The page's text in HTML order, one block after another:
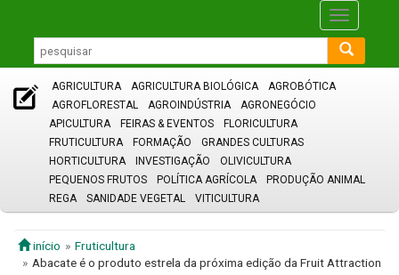
Toggle
AGRICULTURA AGRICULTURA BIOLÓGICA
AGROBÓTICA
AGROFLORESTAL
AGROINDÚSTRIA
AGRONEGÓCIO
APICULTURA
FEIRAS & EVENTOS
FLORICULTURA
FRUTICULTURA
FORMAÇÃO
GRANDES CULTURAS
HORTICULTURA
INVESTIGAÇÃO
OLIVICULTURA
PEQUENOS FRUTOS
POLÍTICA AGRÍCOLA
PRODUÇÃO ANIMAL
REGA
SANIDADE VEGETAL VITICULTURA
início
Fruticultura
Abacate é o produto estrela da próxima edição da Fruit Attraction